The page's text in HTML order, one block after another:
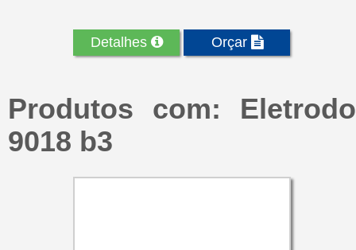
Detalhes Orçar
Produtos com: Eletrodo
9018 b3